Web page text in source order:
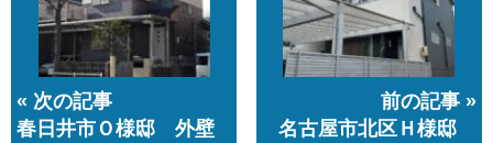
« 次の記事
春日井市Ｏ様邸 外壁
前の記事 »
名古屋市北区Ｈ様邸